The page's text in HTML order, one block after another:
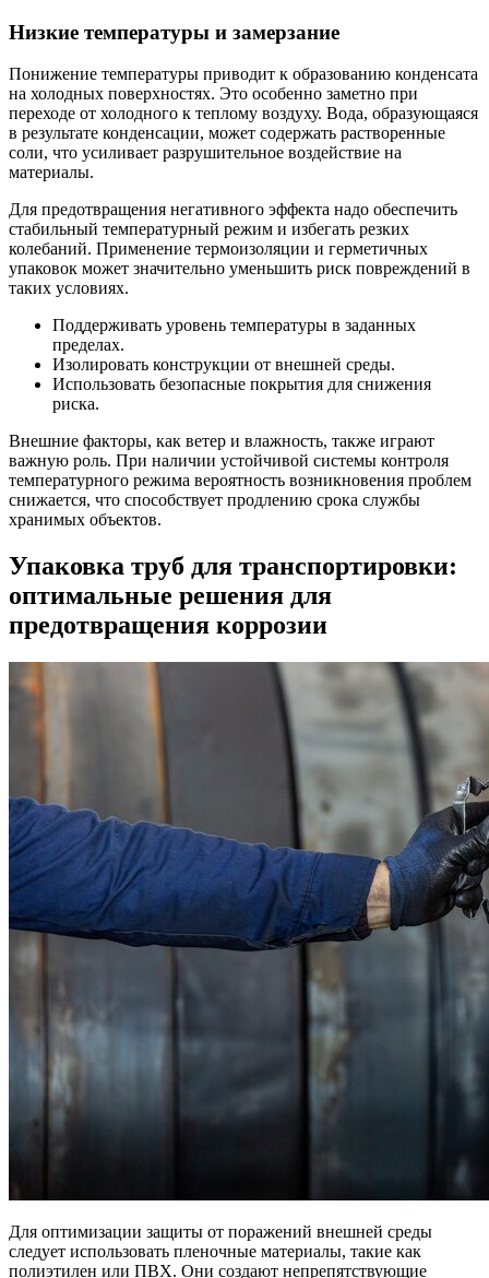
Низкие температуры и замерзание
Понижение температуры приводит к образованию конденсата
на холодных поверхностях. Это особенно заметно при
переходе от холодного к теплому воздуху. Вода, образующаяся
в результате конденсации, может содержать растворенные
соли, что усиливает разрушительное воздействие на
материалы.
Для предотвращения негативного эффекта надо обеспечить
стабильный температурный режим и избегать резких
колебаний. Применение термоизоляции и герметичных
упаковок может значительно уменьшить риск повреждений в
таких условиях.
Поддерживать уровень температуры в заданных
пределах.
Изолировать конструкции от внешней среды.
Использовать безопасные покрытия для снижения
риска.
Внешние факторы, как ветер и влажность, также играют
важную роль. При наличии устойчивой системы контроля
температурного режима вероятность возникновения проблем
снижается, что способствует продлению срока службы
хранимых объектов.
Упаковка труб для транспортировки:
оптимальные решения для
предотвращения коррозии
Для оптимизации защиты от поражений внешней среды
следует использовать пленочные материалы, такие как
полиэтилен или ПВХ. Они создают непрепятствующие